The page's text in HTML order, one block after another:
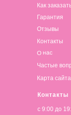
Контакты
Как
Гарантия
Отзывы
Контакты
О нас
Частые
Карта сайта
с 9:00 до